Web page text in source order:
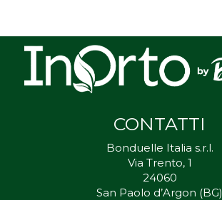
CONTATTI
Bonduelle Italia s.r.l.
Via Trento, 1
24060
San Paolo d’Argon (BG)